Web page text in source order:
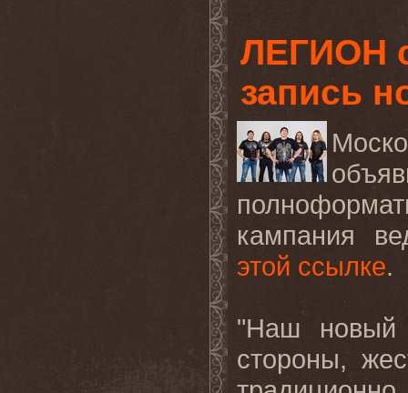
ЛЕГИОН
запись
кампания
этой ссылке.
"Наш новый
стороны,